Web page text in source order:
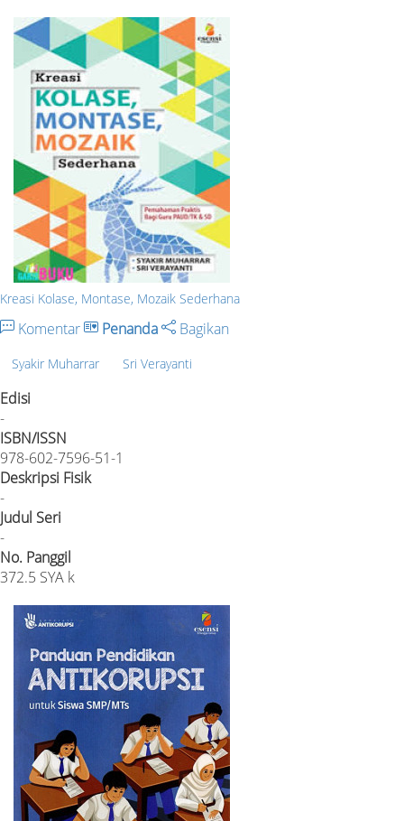
Kreasi Kolase, Montase, Mozaik Sederhana
Komentar Penanda Bagikan
Syakir Muharrar Sri Verayanti
Edisi
-
ISBN/ISSN
978-602-7596-51-1
Deskripsi Fisik
-
Judul Seri
-
No. Panggil
372.5 SYA k